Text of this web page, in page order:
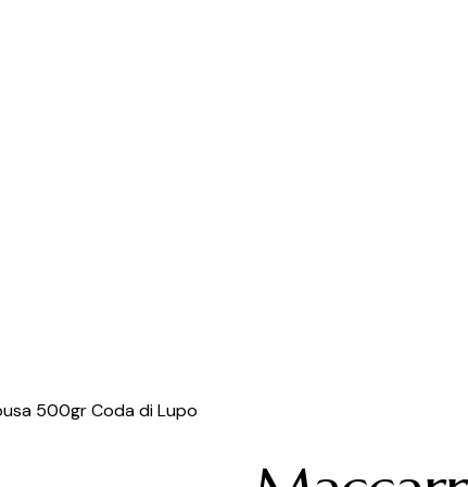
500gr Coda di Lupo